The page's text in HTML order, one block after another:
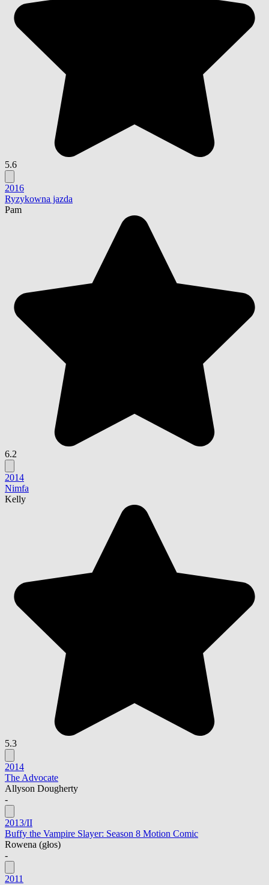
5.6
2016
Ryzykowna jazda
Pam
6.2
2014
Nimfa
Kelly
5.3
2014
The Advocate
Allyson Dougherty
-
2013/II
Buffy the Vampire Slayer: Season 8 Motion Comic
Rowena (głos)
-
2011